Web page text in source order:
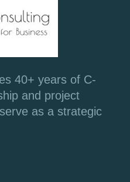
40+ years of C-
and project
as a strategic